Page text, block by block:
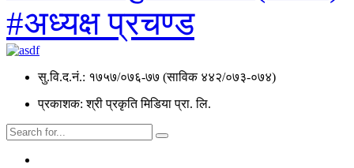
#अध्यक्ष प्रचण्ड
सु.वि.द.नं.: १७५७/०७६-७७ (साविक ४४२/०७३-०७४)
प्रकाशक: श्री प्रकृति मिडिया प्रा. लि.